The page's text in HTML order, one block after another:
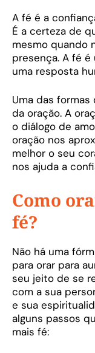
A fé é a
É a certeza de
mesmo quando
presença. A fé
uma resposta
Uma das
da oração. A
o diálogo de
oração nos
melhor o seu
nos ajuda a
Como
fé?
Não há uma
para orar para
seu jeito de se
com a sua
e sua
alguns passos
mais fé: